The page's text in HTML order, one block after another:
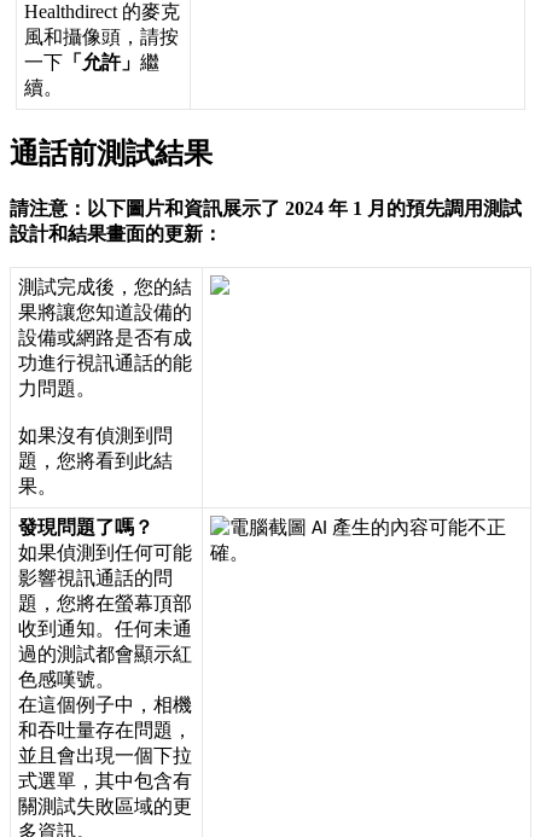
Healthdirect 的麥克
風和攝像頭 ，請按
一下 「 允許」繼
續。
通話前測試結果
請注意 ： 以下圖 片和資訊展示了 2024 年 1 月 的預先調 用測試
設計和結果畫面的更新 ：
測試完成後 ，您的結
果將讓您知道設備的
設備或網路是否有成
功進行視訊通話的能
力 問題 。
如果沒有偵測到 問
題 ，您將看到 此結
果。
發現問題了嗎 ？
如果偵測到任何可能
影響視訊通話的問
題 ，您將在螢幕頂部
收到通知。任何未通
過的測試都會顯示紅
色感嘆號。
在這個例子中 ，相機
和吞吐量存在問題 ，
並 且會出現一個下拉
式選單 ，其中包含有
關測試失敗區域的更
多資訊。